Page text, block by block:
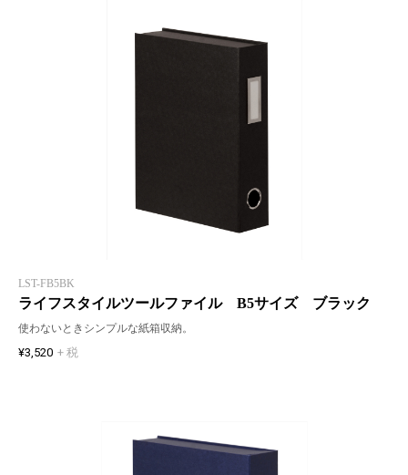
LST-FB5BK
ライフスタイルツールファイル B5サイズ ブラック
使わないときシンプルな紙箱収納。
¥3,520 + 税